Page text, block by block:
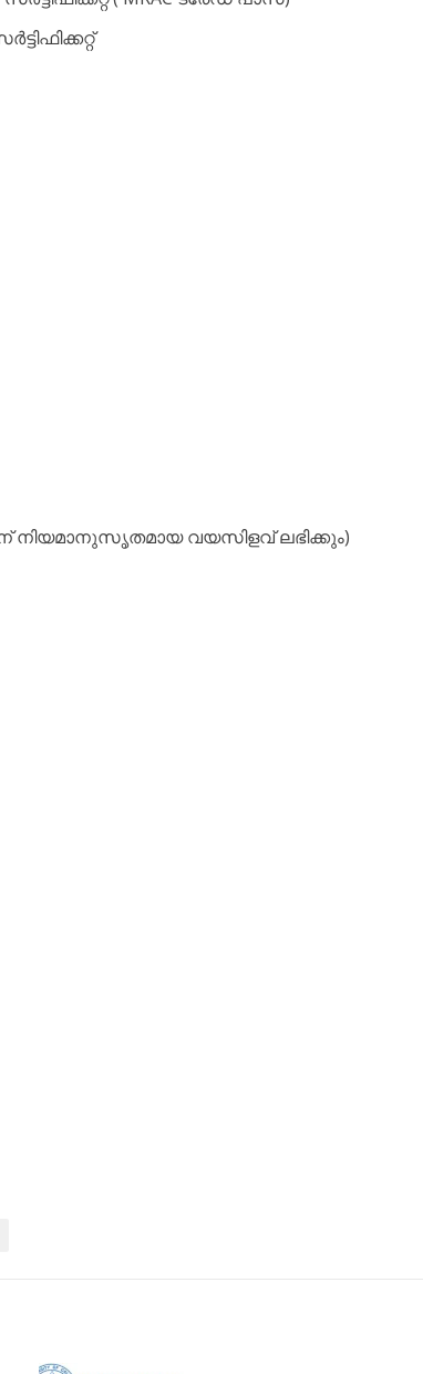
നിയമാനുസൃതമായ വയസിളവ് ലഭിക്കും)